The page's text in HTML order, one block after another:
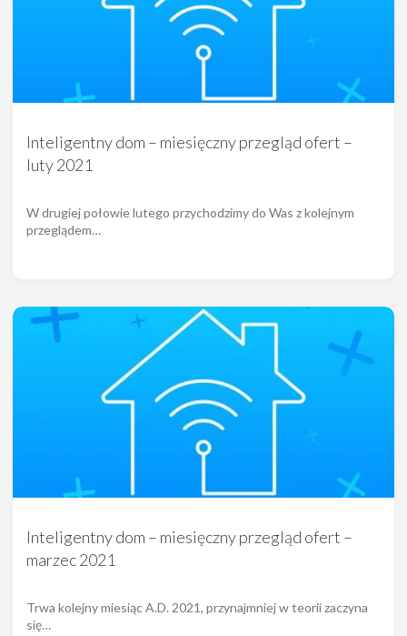
Inteligentny dom – miesięczny przegląd ofert –
luty 2021
W drugiej połowie lutego przychodzimy do Was z kolejnym
przeglądem…
Inteligentny dom – miesięczny przegląd ofert –
marzec 2021
Trwa kolejny miesiąc A.D. 2021, przynajmniej w teorii zaczyna
się…